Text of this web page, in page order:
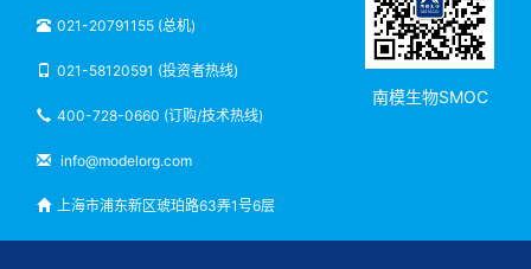
021-20791155 (总机)
021-58120591 (投资者热线)
400-728-0660 (订购/技术热线)
info@modelorg.com
上海市浦东新区琥珀路63弄1号6层
南模生物SMOC